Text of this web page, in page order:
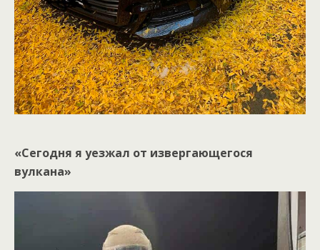
«Сегодня я уезжал от извергающегося
вулкана»